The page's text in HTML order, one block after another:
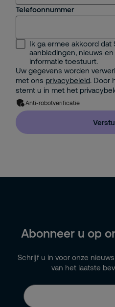
Security Management
Facility Management
IT Management
Facility Management
Directie / Eigenaar (+20
HR
Telefoonnummer
Ik ga ermee akkoord dat
aanbiedingen, nieuws
informatie toestuurt.
Uw gegevens worden
met ons privacybeleid. Door
stemt u in met het
Anti-robotverificatie
Abonneer u op
Schrijf u in voor onze
van het laatste